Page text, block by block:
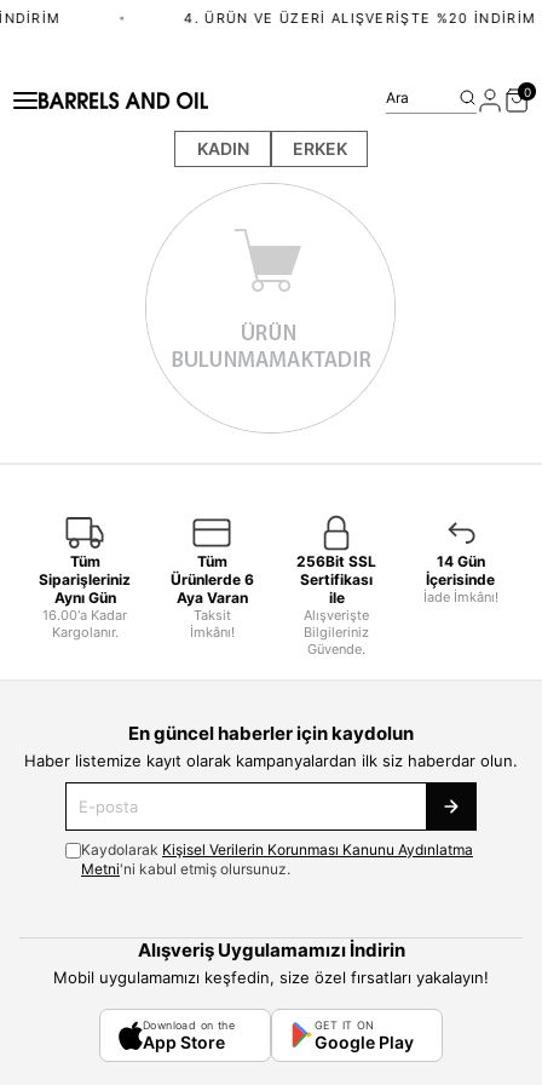
• 4. ÜRÜN VE ÜZERI ALIŞVERIŞTE %20 İNDIRIM
KADIN ERKEK
Ara 0
Tüm
Siparişleriniz
Aynı Gün
16.00'a Kadar
Kargolanır.
Tüm
Ürünlerde 6
Aya Varan
Taksit
İmkânı!
256Bit SSL
Sertifikası
ile
Alışverişte
Bilgileriniz
Güvende.
14 Gün
İçerisinde
İade İmkânı!
En güncel haberler için kaydolun
Haber listemize kayıt olarak kampanyalardan ilk siz haberdar olun.
Kaydolarak Kişisel Verilerin Korunması Kanunu Aydınlatma
Metni'ni kabul etmiş olursunuz.
Alışveriş Uygulamamızı İndirin
Mobil uygulamamızı keşfedin, size özel fırsatları yakalayın!
Download on the
App Store
GET IT ON
Google Play